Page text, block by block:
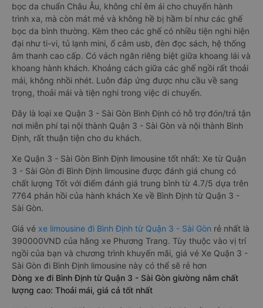
bọc da chuẩn Châu Âu, không chỉ êm ái cho chuyến hành
trình xa, mà còn mát mẻ và không hề bị hầm bí như các ghế
bọc da bình thường. Kèm theo các ghế có nhiều tiện nghi hiện
đại như ti-vi, tủ lạnh mini, ổ cắm usb, đèn đọc sách, hệ thống
âm thanh cao cấp. Có vách ngăn riêng biệt giữa khoang lái và
khoang hành khách. Khoảng cách giữa các ghế ngồi rất thoải
mái, không nhồi nhét. Luôn đáp ứng được nhu cầu về sang
trọng, thoải mái và tiện nghi trong việc di chuyển.
Đây là loại xe Quận 3 - Sài Gòn Bình Định có hỗ trợ đón/trả tận
nơi miễn phí tại nội thành Quận 3 - Sài Gòn và nội thành Bình
Định, rất thuận tiện cho du khách.
Xe Quận 3 - Sài Gòn Bình Định limousine tốt nhất: Xe từ Quận
3 - Sài Gòn đi Bình Định limousine được đánh giá chung có
chất lượng Tốt với điểm đánh giá trung bình từ 4.7/5 dựa trên
7764 phản hồi của hành khách Xe về Bình Định từ Quận 3 -
Sài Gòn.
Giá vé xe limousine đi Bình Định từ Quận 3 - Sài Gòn rẻ nhất là
390000VND của hãng xe Phương Trang. Tùy thuộc vào vị trí
ngồi của bạn và chương trình khuyến mãi, giá vé Xe Quận 3 -
Sài Gòn đi Bình Định limousine này có thể sẽ rẻ hơn
Dòng xe đi Bình Định từ Quận 3 - Sài Gòn giường nằm chất
lượng cao: Thoải mái, giá cả tốt nhất